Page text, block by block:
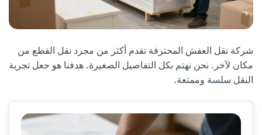
شركة نقل العفش المحترفة تقدم أكثر من مجرد نقل القطع من
مكان لآخر. نحن نهتم بكل التفاصيل الصغيرة. هدفنا هو جعل تجربة
النقل سلسة وممتعة.